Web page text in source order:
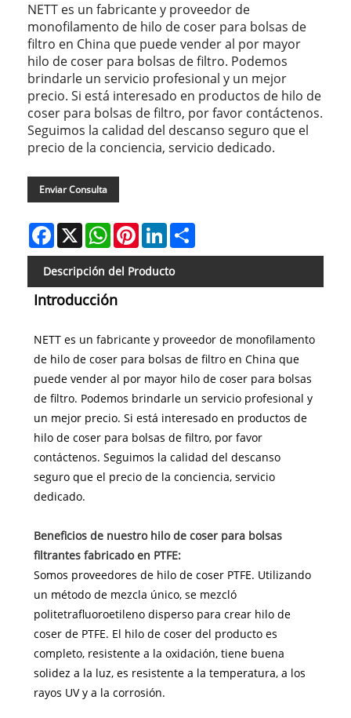
NETT es un fabricante y proveedor de
monofilamento de hilo de coser para bolsas de
filtro en China que puede vender al por mayor
hilo de coser para bolsas de filtro. Podemos
brindarle un servicio profesional y un mejor
precio. Si está interesado en productos de hilo de
coser para bolsas de filtro, por favor contáctenos.
Seguimos la calidad del descanso seguro que el
precio de la conciencia, servicio dedicado.
Enviar Consulta
Facebook
X WhatsAppPinterestLinkedIn
Descripción del Producto
Introducción
NETT es un fabricante y proveedor de monofilamento
de hilo de coser para bolsas de filtro en China que
puede vender al por mayor hilo de coser para bolsas
de filtro. Podemos brindarle un servicio profesional y
un mejor precio. Si está interesado en productos de
hilo de coser para bolsas de filtro, por favor
contáctenos. Seguimos la calidad del descanso
seguro que el precio de la conciencia, servicio
dedicado.
Beneficios de nuestro hilo de coser para bolsas
filtrantes fabricado en PTFE:
Somos proveedores de hilo de coser PTFE. Utilizando
un método de mezcla único, se mezcló
politetrafluoroetileno disperso para crear hilo de
coser de PTFE. El hilo de coser del producto es
completo, resistente a la oxidación, tiene buena
solidez a la luz, es resistente a la temperatura, a los
rayos UV y a la corrosión.